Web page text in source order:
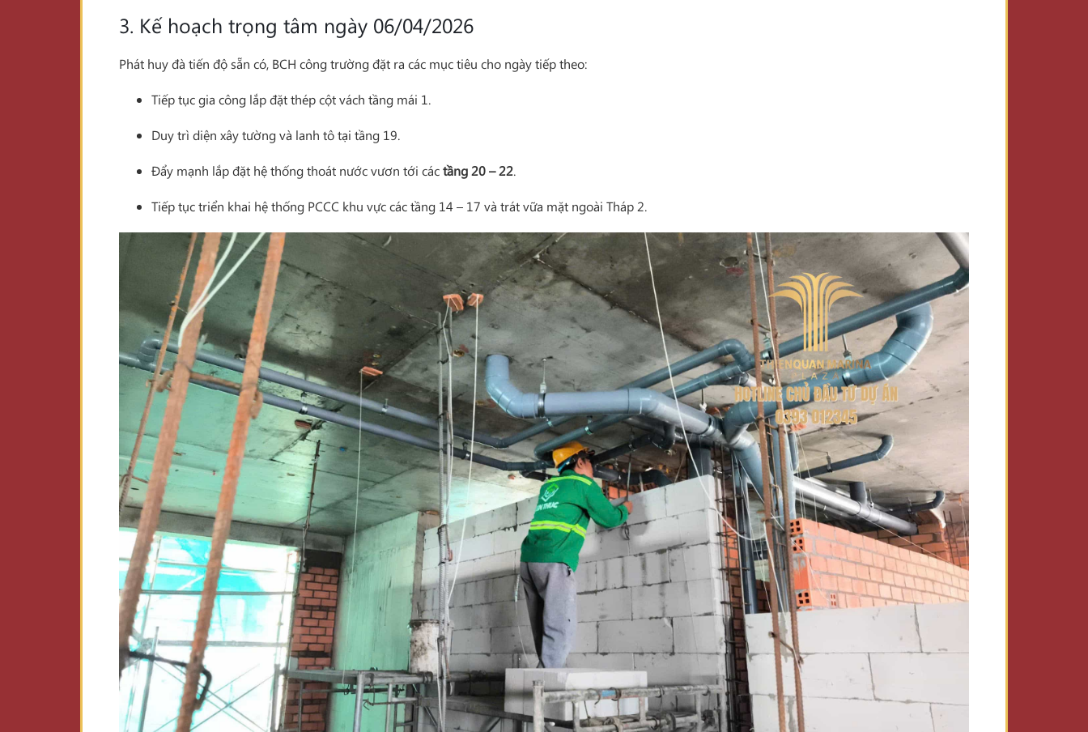
3. Kế hoạch trọng tâm ngày 06/04/2026
Phát huy đà tiến độ sẵn có, BCH công trường đặt ra các mục tiêu cho ngày tiếp theo:
Tiếp tục gia công lắp đặt thép cột vách tầng mái 1.
Duy trì diện xây tường và lanh tô tại tầng 19.
Đẩy mạnh lắp đặt hệ thống thoát nước vươn tới cáctầng 20 – 22.
Tiếp tục triển khai hệ thống PCCC khu vực các tầng 14 – 17 và trát vữa mặt ngoài Tháp 2.